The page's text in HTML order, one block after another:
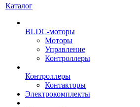
Каталог
BLDC-моторы
Моторы
Управление
Контроллеры
Контроллеры
Контакторы
Электрокомплекты